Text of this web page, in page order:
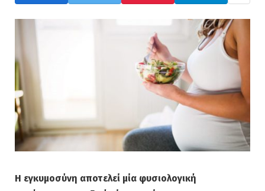
Η εγκυμοσύνη αποτελεί μία φυσιολογική